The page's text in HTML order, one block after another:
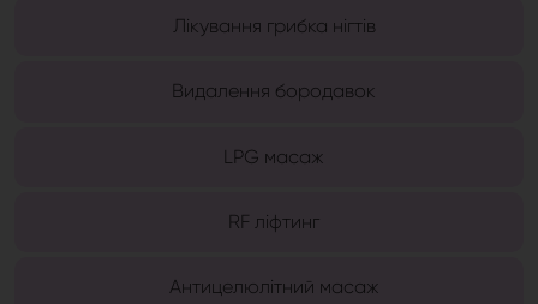
Лікування грибка нігтів
Видалення бородавок
LPG масаж
RF ліфтинг
Антицелюлітний масаж